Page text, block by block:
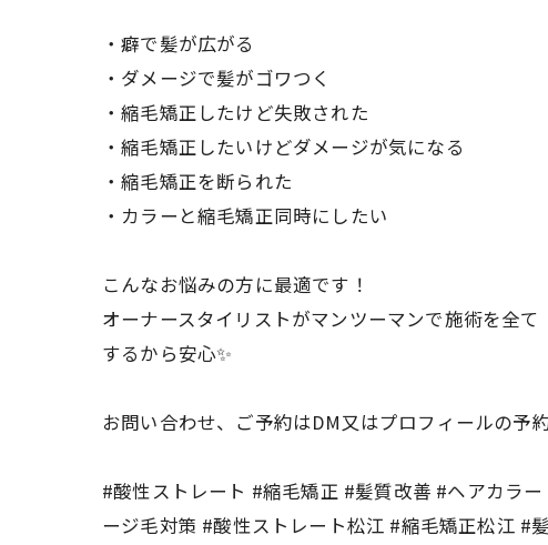
・癖で髪が広がる
・ダメージで髪がゴワつく
・縮毛矯正したけど失敗された
・縮毛矯正したいけどダメージが気になる
・縮毛矯正を断られた
・カラーと縮毛矯正同時にしたい
こんなお悩みの方に最適です！
オーナースタイリストがマンツーマンで施術を全て
するから安心✨
お問い合わせ、ご予約はDM又はプロフィールの予
#酸性ストレート #縮毛矯正 #髪質改善 #ヘアカラ
ージ毛対策 #酸性ストレート松江 #縮毛矯正松江 #